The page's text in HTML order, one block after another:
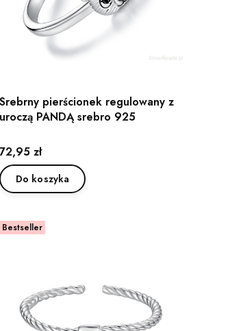
Srebrny pierścionek regulowany z
uroczą PANDĄ srebro 925
Cena
72,95 zł
Do koszyka
Bestseller